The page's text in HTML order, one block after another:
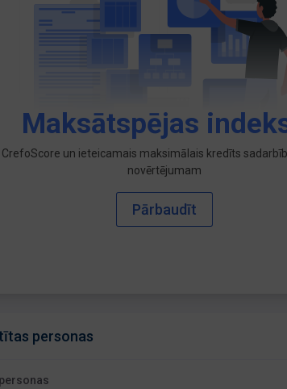
Maksātspējas
CrefoScore un ieteicamais maksimālais kredīts
novērtējumam
Pārbaudīt
personas